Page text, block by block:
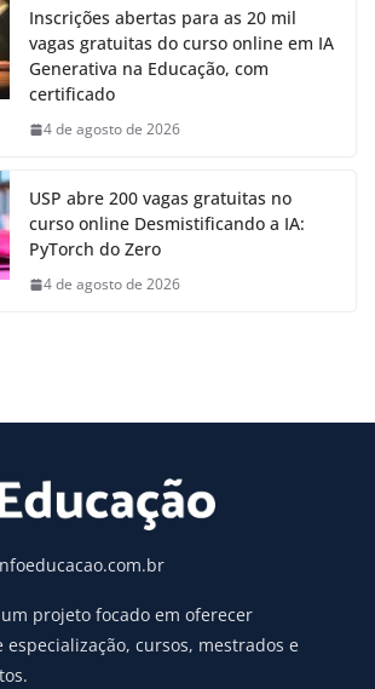
Inscrições abertas para as 20 mil
vagas gratuitas do curso online em IA
Generativa na Educação, com
certificado
4 de agosto de 2026
USP abre 200 vagas gratuitas no
curso online Desmistificando a IA:
PyTorch do Zero
4 de agosto de 2026
projeto focado em oferecer
especialização, cursos, mestrados e